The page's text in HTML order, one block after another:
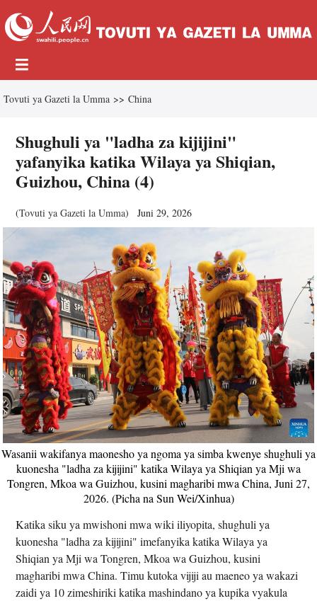
Tovuti ya Gazeti la Umma >> China
Shughuli ya "ladha za kijijini"
yafanyika katika Wilaya ya Shiqian,
Guizhou, China (4)
(Tovuti ya Gazeti la Umma) Juni 29, 2026
Wasanii wakifanya maonesho ya ngoma ya simba kwenye shughuli ya
kuonesha "ladha za kijijini" katika Wilaya ya Shiqian ya Mji wa
Tongren, Mkoa wa Guizhou, kusini magharibi mwa China, Juni 27,
2026. (Picha na Sun Wei/Xinhua)
Katika siku ya mwishoni mwa wiki iliyopita, shughuli ya
kuonesha "ladha za kijijini" imefanyika katika Wilaya ya
Shiqian ya Mji wa Tongren, Mkoa wa Guizhou, kusini
magharibi mwa China. Timu kutoka vijiji au maeneo ya wakazi
zaidi ya 10 zimeshiriki katika mashindano ya kupika vyakula